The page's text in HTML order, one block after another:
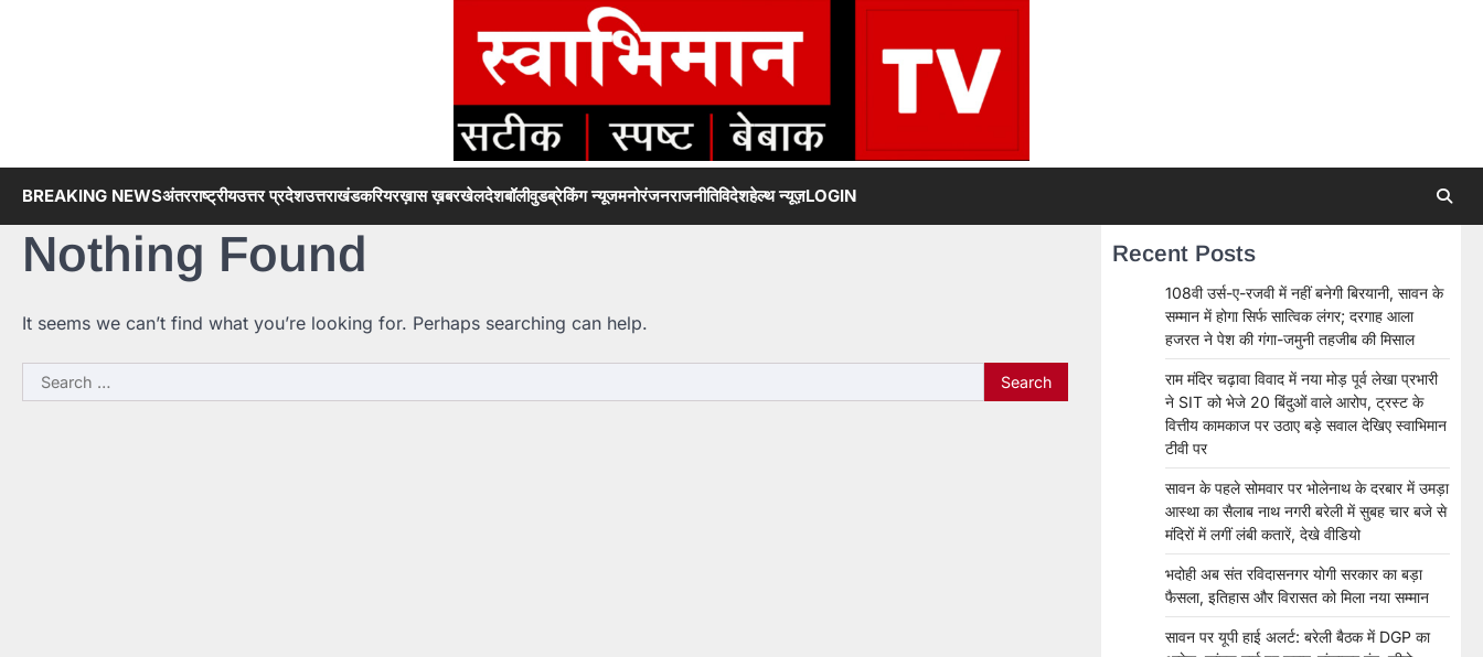
BREAKING NEWSअंतरराष्ट्रीयउत्तर प्रदेशउत्तराखंडकरियरख़ास ख़बरखेलदेशबॉलीवुडब्रेकिंग न्यूजमनोरंजनराजनीतिविदेशहेल्थ न्यूज़LOGIN
Nothing Found
It seems we can’t find what you’re looking for. Perhaps searching can help.
Search
for:
Recent Posts
108वी उर्स-ए-रजवी में नहीं बनेगी बिरयानी, सावन के
सम्मान में होगा सिर्फ सात्विक लंगर; दरगाह आला
हजरत ने पेश की गंगा-जमुनी तहजीब की मिसाल
राम मंदिर चढ़ावा विवाद में नया मोड़ पूर्व लेखा प्रभारी
ने SIT को भेजे 20 बिंदुओं वाले आरोप, ट्रस्ट के
वित्तीय कामकाज पर उठाए बड़े सवाल देखिए स्वाभिमान
टीवी पर
सावन के पहले सोमवार पर भोलेनाथ के दरबार में उमड़ा
आस्था का सैलाब नाथ नगरी बरेली में सुबह चार बजे से
मंदिरों में लगीं लंबी कतारें, देखे वीडियो
भदोही अब संत रविदासनगर योगी सरकार का बड़ा
फैसला, इतिहास और विरासत को मिला नया सम्मान
सावन पर यूपी हाई अलर्ट: बरेली बैठक में DGP का